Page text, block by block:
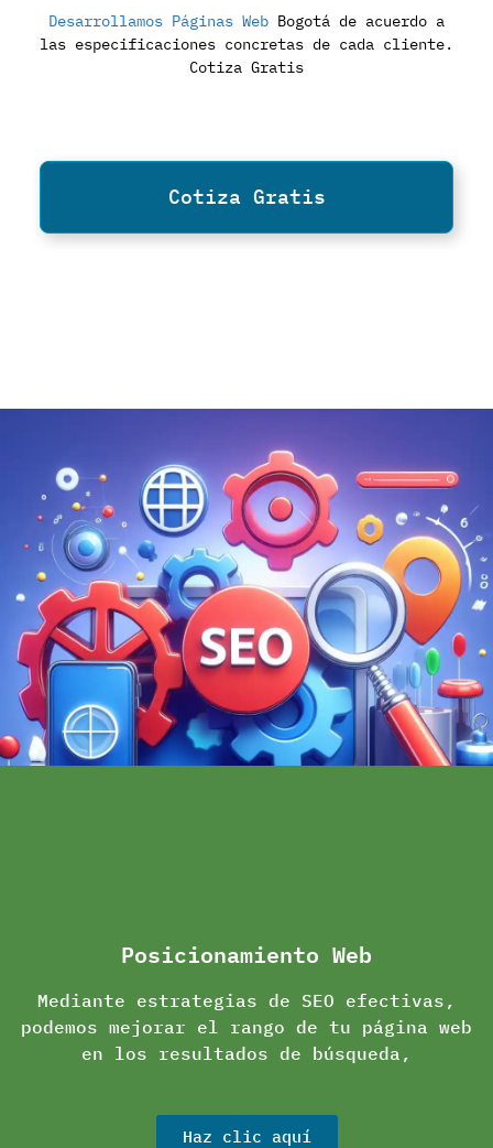
Desarrollamos Páginas Web Bogotá de acuerdo a
las especificaciones concretas de cada cliente.
Cotiza Gratis
Cotiza Gratis
Posicionamiento Web
Mediante estrategias de SEO efectivas,
podemos mejorar el rango de tu página web
en los resultados de búsqueda,
Haz clic aquí